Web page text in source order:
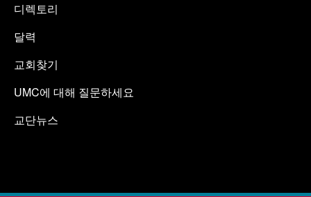
디렉토리
달력
교회찾기
UMC에 대해 질문하세요
교단뉴스